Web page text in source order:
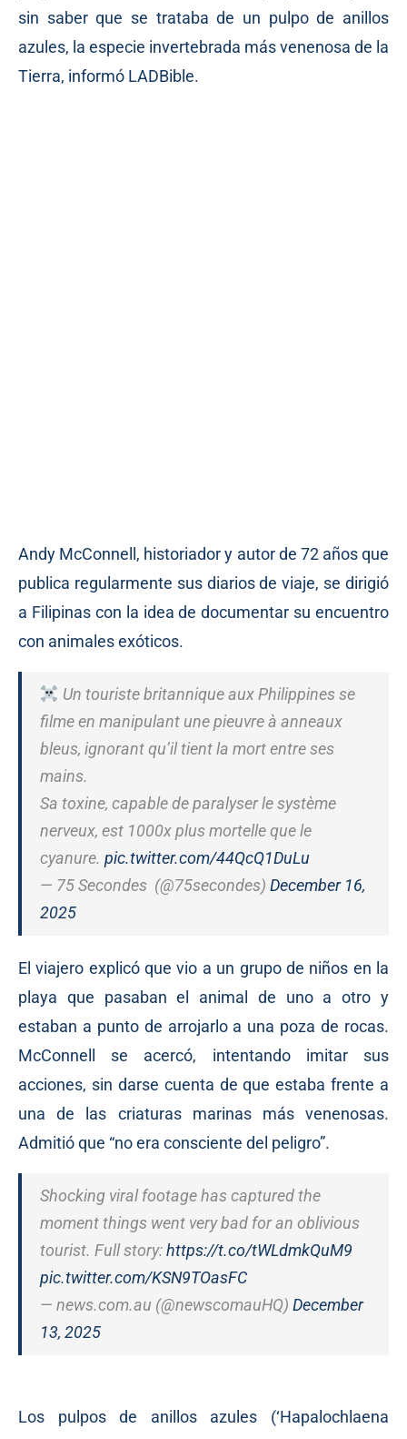
sin saber que se trataba de un pulpo de anillos
azules, la especie invertebrada más venenosa de la
Tierra, informó LADBible.
Andy McConnell, historiador y autor de 72 años que
publica regularmente sus diarios de viaje, se dirigió
a Filipinas con la idea de documentar su encuentro
con animales exóticos.
Un touriste britannique aux Philippines se
filme en manipulant une pieuvre à anneaux
bleus, ignorant qu’il tient la mort entre ses
mains.
Sa toxine, capable de paralyser le système
nerveux, est 1000x plus mortelle que le
cyanure. pic.twitter.com/44QcQ1DuLu
— 75 Secondes ️ (@75secondes) December 16,
2025
El viajero explicó que vio a un grupo de niños en la
playa que pasaban el animal de uno a otro y
estaban a punto de arrojarlo a una poza de rocas.
McConnell se acercó, intentando imitar sus
acciones, sin darse cuenta de que estaba frente a
una de las criaturas marinas más venenosas.
Admitió que “no era consciente del peligro”.
Shocking viral footage has captured the
moment things went very bad for an oblivious
tourist. Full story:https://t.co/tWLdmkQuM9
pic.twitter.com/KSN9TOasFC
— news.com.au (@newscomauHQ) December
13, 2025
Los pulpos de anillos azules (‘Hapalochlaena